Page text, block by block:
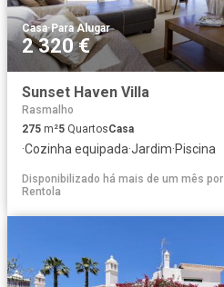
Casa·Para Alugar
2 320 €
Sunset Haven Villa
Rasmalho
275 m²5 QuartosCasa
·Cozinha equipada·Jardim·Piscina
Disponibilizado há mais de um mês por
Rentola